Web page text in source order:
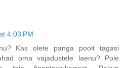
4:03 PM
Kas olete panga poolt tagasi
oma vajadustele laenu? Pole